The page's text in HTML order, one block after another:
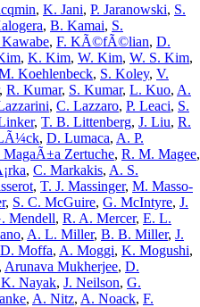
, K. Jani, P. Jaranowski, S.
, B. Kamai, S.
, F. KÃ©fÃ©lian, D.
, K. Kim, W. Kim, W. S. Kim,
Koehlenbeck, S. Koley, V.
, R. Kumar, S. Kumar, L. Kuo, A.
, C. Lazzaro, P. Leaci, S.
, T. B. Littenberg, J. Liu, R.
, D. Lumaca, A. P.
Zertuche, R. M. Magee,
, C. Markakis, A. S.
, T. J. Massinger, M. Masso-
, S. C. McGuire, G. McIntyre, J.
Mendell, R. A. Mercer, E. L.
, A. L. Miller, B. B. Miller, J.
D. Moffa, A. Moggi, K. Mogushi,
Arunava Mukherjee, D.
Nayak, J. Neilson, G.
, A. Nitz, A. Noack, F.